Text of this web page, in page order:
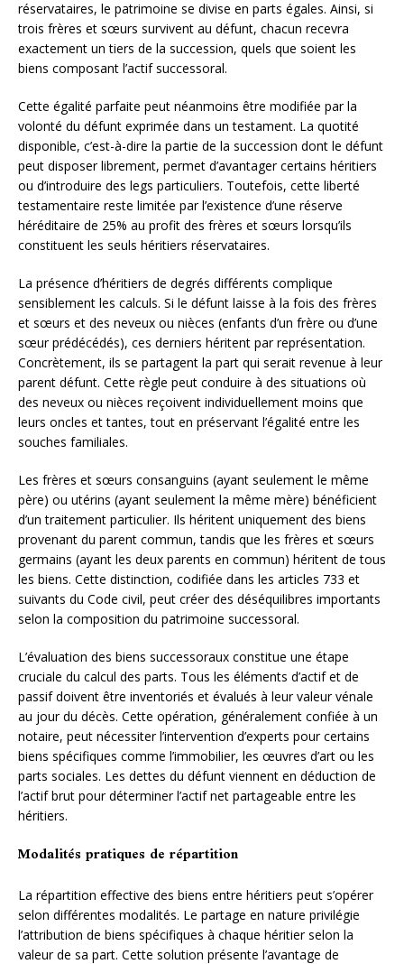
réservataires, le patrimoine se divise en parts égales. Ainsi, si
trois frères et sœurs survivent au défunt, chacun recevra
exactement un tiers de la succession, quels que soient les
biens composant l’actif successoral.
Cette égalité parfaite peut néanmoins être modifiée par la
volonté du défunt exprimée dans un testament. La quotité
disponible, c’est-à-dire la partie de la succession dont le défunt
peut disposer librement, permet d’avantager certains héritiers
ou d’introduire des legs particuliers. Toutefois, cette liberté
testamentaire reste limitée par l’existence d’une réserve
héréditaire de 25% au profit des frères et sœurs lorsqu’ils
constituent les seuls héritiers réservataires.
La présence d’héritiers de degrés différents complique
sensiblement les calculs. Si le défunt laisse à la fois des frères
et sœurs et des neveux ou nièces (enfants d’un frère ou d’une
sœur prédécédés), ces derniers héritent par représentation.
Concrètement, ils se partagent la part qui serait revenue à leur
parent défunt. Cette règle peut conduire à des situations où
des neveux ou nièces reçoivent individuellement moins que
leurs oncles et tantes, tout en préservant l’égalité entre les
souches familiales.
Les frères et sœurs consanguins (ayant seulement le même
père) ou utérins (ayant seulement la même mère) bénéficient
d’un traitement particulier. Ils héritent uniquement des biens
provenant du parent commun, tandis que les frères et sœurs
germains (ayant les deux parents en commun) héritent de tous
les biens. Cette distinction, codifiée dans les articles 733 et
suivants du Code civil, peut créer des déséquilibres importants
selon la composition du patrimoine successoral.
L’évaluation des biens successoraux constitue une étape
cruciale du calcul des parts. Tous les éléments d’actif et de
passif doivent être inventoriés et évalués à leur valeur vénale
au jour du décès. Cette opération, généralement confiée à un
notaire, peut nécessiter l’intervention d’experts pour certains
biens spécifiques comme l’immobilier, les œuvres d’art ou les
parts sociales. Les dettes du défunt viennent en déduction de
l’actif brut pour déterminer l’actif net partageable entre les
héritiers.
Modalités pratiques de répartition
La répartition effective des biens entre héritiers peut s’opérer
selon différentes modalités. Le partage en nature privilégie
l’attribution de biens spécifiques à chaque héritier selon la
valeur de sa part. Cette solution présente l’avantage de